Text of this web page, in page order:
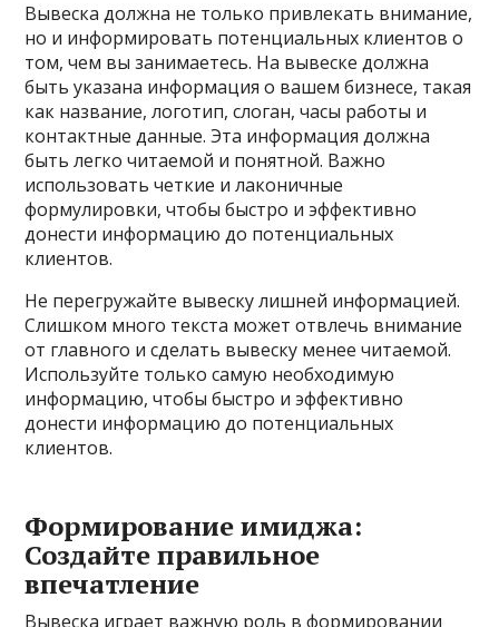
Вывеска должна не только привлекать внимание,
но и информировать потенциальных клиентов о
том, чем вы занимаетесь. На вывеске должна
быть указана информация о вашем бизнесе, такая
как название, логотип, слоган, часы работы и
контактные данные. Эта информация должна
быть легко читаемой и понятной. Важно
использовать четкие и лаконичные
формулировки, чтобы быстро и эффективно
донести информацию до потенциальных
клиентов.
Не перегружайте вывеску лишней информацией.
Слишком много текста может отвлечь внимание
от главного и сделать вывеску менее читаемой.
Используйте только самую необходимую
информацию, чтобы быстро и эффективно
донести информацию до потенциальных
клиентов.
Формирование имиджа:
Создайте правильное
впечатление
Вывеска играет важную роль в формировании